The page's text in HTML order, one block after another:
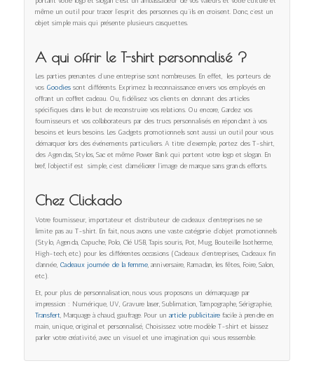
même un outil pour tracer l’esprit des personnes qu’ils en croisent. Donc, c’est un
objet simple mais qui présente plusieurs casquettes.
A qui offrir le T-shirt personnalisé ?
Les parties prenantes d’une entreprise sont nombreuses. En effet, les porteurs de
vos Goodiessont différents. Exprimez la reconnaissance envers vos employés en
offrant un coffret cadeau. Ou, fidélisez vos clients en donnant des articles
spécifiques dans le but de reconstruire vos relations. Ou encore, Gardez vos
fournisseurs et vos collaborateurs par des trucs personnalisés en répondant à vos
besoins et leurs besoins. Les Gadgets promotionnels sont aussi un outil pour vous
démarquer lors des événements particuliers. A titre d’exemple, portez des T-shirt,
des Agendas, Stylos, Sac et même Power Bank qui portent votre logo et slogan. En
bref, l’objectif est simple, c’est d’améliorer l’image de marque sans grands efforts.
Chez Clickado
Votre fournisseur, importateur et distributeur de cadeaux d’entreprises ne se
limite pas au T-shirt. En fait, nous avons une vaste catégorie d’objet promotionnels
(Stylo, Agenda, Capuche, Polo, Clé USB, Tapis souris, Pot, Mug, Bouteille Isotherme,
High-tech, etc.) pour les différentes occasions (Cadeaux d’entreprises, Cadeaux fin
d’année, Cadeaux journée de la femme, anniversaire, Ramadan, les fêtes, Foire, Salon,
etc.).
Et, pour plus de personnalisation, nous vous proposons un démarquage par
impression : Numérique, UV, Gravure laser, Sublimation, Tampographe, Sérigraphie,
Transfert, Marquage à chaud, gaufrage. Pour un article publicitairefacile à prendre en
main, unique, original et personnalisé, Choisissez votre modèle T-shirt et laissez
parler votre créativité, avec un visuel et une imagination qui vous ressemble.